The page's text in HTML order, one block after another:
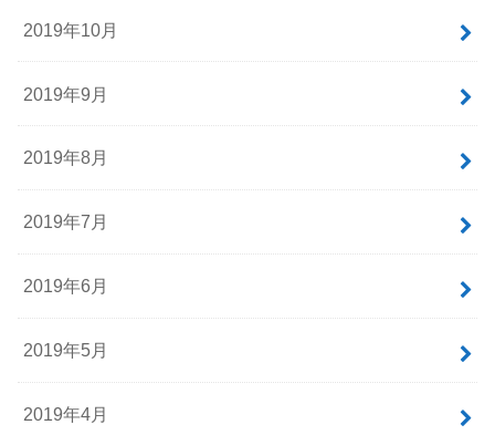
2019年10月
2019年9月
2019年8月
2019年7月
2019年6月
2019年5月
2019年4月